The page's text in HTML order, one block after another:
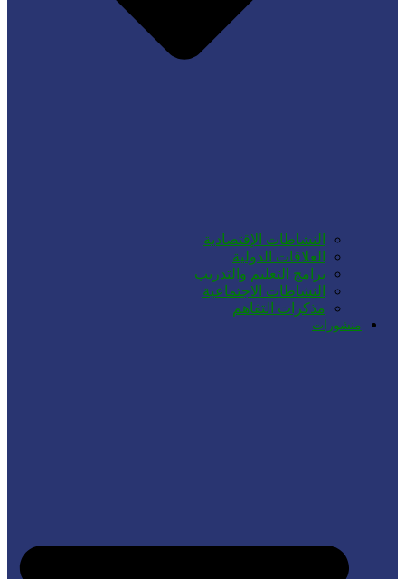
النشاطات الإقتصادية
العلاقات الدولية
برامج التعليم والتدريب
النشاطات الاجتماعية
مذكرات التفاهم
منشورات